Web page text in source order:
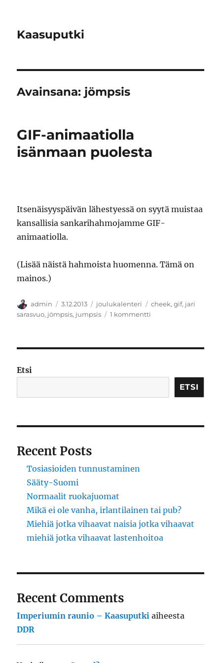
Kaasuputki
Avainsana: jömpsis
GIF-animaatiolla
isänmaan puolesta
Itsenäisyyspäivän lähestyessä on syytä muistaa
kansallisia sankarihahmojamme GIF-
animaatiolla.
(Lisää näistä hahmoista huomenna. Tämä on
mainos.)
Kirjoittaja
admin Julkaistu
3.12.2013 Kategoriat
joulukalenteri Avainsanat
cheek,gif, jari
sarasvuo, jömpsis, jumpsis 1 kommentti
Etsi
ETSI
Recent Posts
Tosiasioiden tunnustaminen
Sääty-Suomi
Normaalit ruokajuomat
Mikä ei ole vanha, irlantilainen tai pub?
Miehiä jotka vihaavat naisia jotka vihaavat
miehiä jotka vihaavat lastenhoitoa
Recent Comments
Imperiumin raunio – Kaasuputki aiheesta
DDR